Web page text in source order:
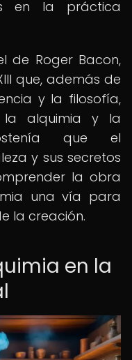
en la práctica
de Roger Bacon,
que, además de
y la filosofía,
la alquimia y la
que el
y sus secretos
la obra
una vía para
la creación.
en la